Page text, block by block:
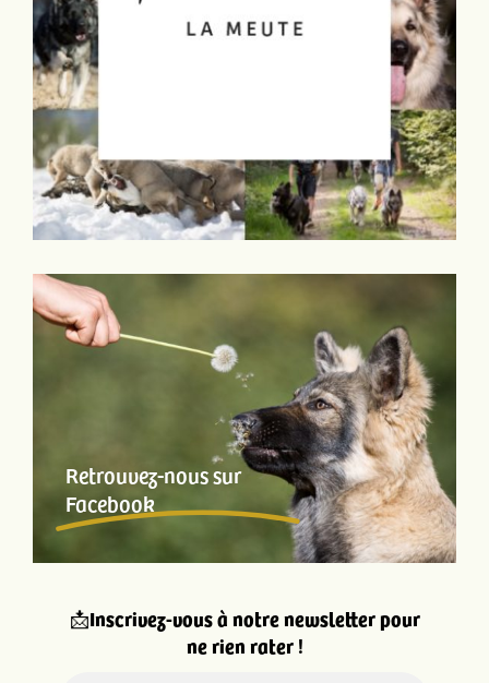
Retrouvez-nous sur
Facebook
📩Inscrivez-vous à notre newsletter pour
ne rien rater !